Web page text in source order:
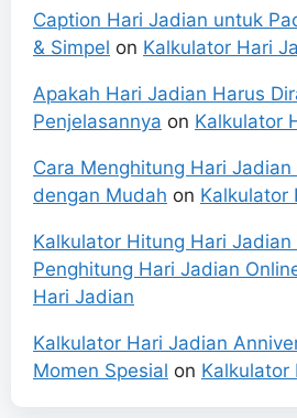
Caption Hari Jadian untuk
& Simpel on Kalkulator Hari
Apakah Hari Jadian Harus
Penjelasannya on Kalkulator
Cara Menghitung Hari Jadian
dengan Mudah on Kalkulator
Kalkulator Hitung Hari
Penghitung Hari Jadian
Hari Jadian
Kalkulator Hari Jadian
Momen Spesial on Kalkulator